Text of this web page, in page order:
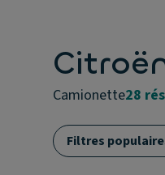
camionette28
Filtres